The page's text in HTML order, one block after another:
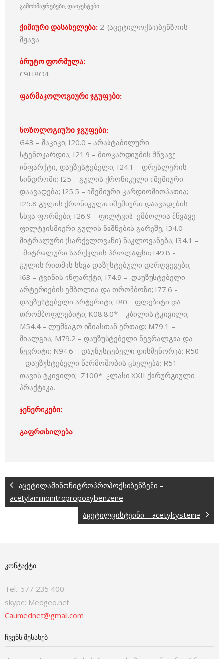
გამოხმაურებები, დაიჯესტები
ქიმიური დასახელება: 2-(აცეტილოქსი)ბენზოის
მჟავა
ბრუტო ფორმულა:
C9H8O4
ფარმაკოლოგიური ჯგუფები:
ნოზოლოგიური ჯგუფები:
G43 – შაკიკი; I20.0 – არასტაბილური
სტენოკარდია; I21.9 – მიოკარდიუმის მწვავე
ინფარქტი, დაუზუსტებელი; I24.1 – დრესლერის
სინდრომი; I25 – გულის ქრონიკული იშემიური
დაავადება; I25.5 – იშემიური კარდიომიოპათია;
I25.8 გულის ქრონიკული იშემიური დაავადების
სხვა ფორმები; I26.9 – ფილტვის ემბოლია მწვავე
ფილტვისმიერი გულის ნიშნების გარეშე; I34.0 –
მიტრალური (სარქვლოვანი) ნაკლოვანება; I34.1 –
მიტრალური სარქვლის პროლაფსი; I49.8 –
გულის რითმის სხვა დაზუსტებული დარღვევები;
I63 – ტვინის ინფარქტი; I74.9 – დაუზუსტებელი
არტერიების ემბოლია და თრომბოზი; I77.6 –
დაუზუსტებელი არტერიტი; I80 – ფლებიტი და
თრომბოფლებიტი; K08.8.0* – კბილის ტკივილი;
M54.4 – ლუმბაგო იშიასთან ერთად; M79.1 –
მიალგია; M79.2 – დაუზუსტებელი ნევრალგია და
ნევრიტი; N94.6 – დაუზუსტებელი დისმენორეა; R50
– დაუზუსტებელი წარმოშობის ცხელება; R51 –
თავის ტკივილი; Z100* კლასი XXII ქირურგიული
პრაქტიკა.
ჯენერიკები:
გაფრთხილება
აცეტილამინონიტროპროპოქსიბენზენი –
acetylaminonitropropoxybenzene
აცეტილცისტეინი – acetylcysteine
ᲙᲝᲜᲢᲐᲥᲢᲘ
Tel.: 577 235 400
skype: Medgeo.net
Caumednet@gmail.com
ᲩᲕᲔᲜᲡ ᲨᲔᲡᲐᲮᲔᲑ